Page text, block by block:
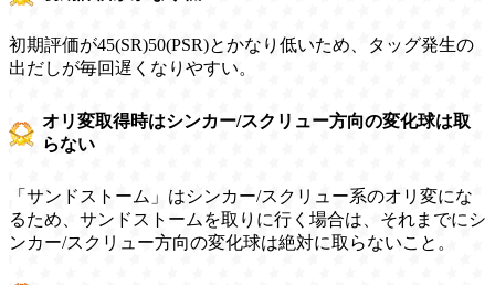
初期評価が45(SR)50(PSR)とかなり低いため、タッグ発生の
出だしが毎回遅くなりやすい。
オリ変取得時はシンカー/スクリュー方向の変化球は取
らない
「サンドストーム」はシンカー/スクリュー系のオリ変にな
るため、サンドストームを取りに行く場合は、それまでにシ
ンカー/スクリュー方向の変化球は絶対に取らないこと。